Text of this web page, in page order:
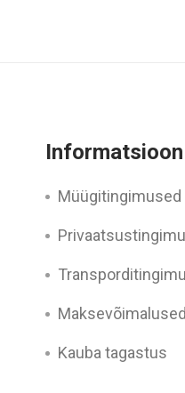
Informatsioon
Müügitingimused
Maksevõimalused
Kauba tagastus